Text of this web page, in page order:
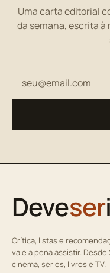
Uma carta editorial
da semana, escrita à
Deveser
Crítica, listas e
vale a pena assistir.
cinema, séries, livros e TV.